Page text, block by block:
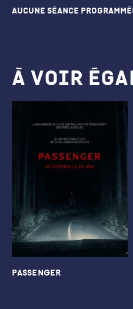
Aucune séance
À voir
PASSENGER